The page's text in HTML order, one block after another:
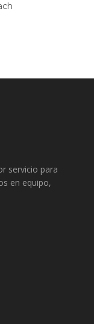
servicio para
en equipo,